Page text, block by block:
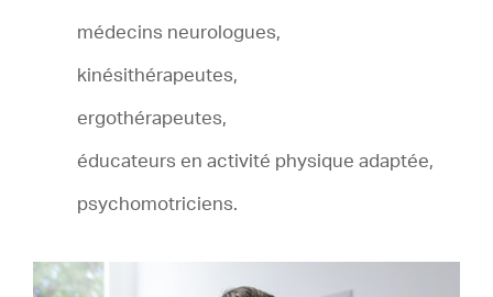
médecins neurologues,
kinésithérapeutes,
ergothérapeutes,
éducateurs en activité physique adaptée,
psychomotriciens.